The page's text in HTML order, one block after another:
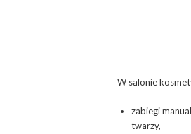
W salonie
zabiegi
twarzy,